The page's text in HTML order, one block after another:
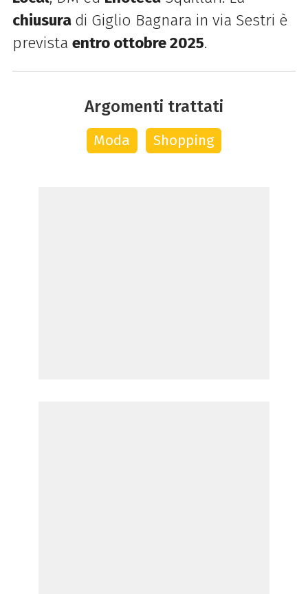
chiusura di Giglio Bagnara in via Sestri è
prevista entro ottobre 2025.
Argomenti trattati
Moda Shopping